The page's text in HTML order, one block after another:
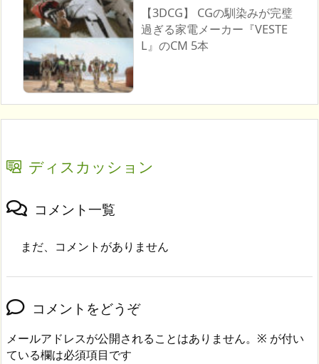
【3DCG】 CGの馴染みが完璧
過ぎる家電メーカー『VESTE
L』のCM 5本
ディスカッション
コメント一覧
まだ、コメントがありません
コメントをどうぞ
メールアドレスが公開されることはありません。 ※ が付い
ている欄は必須項目です